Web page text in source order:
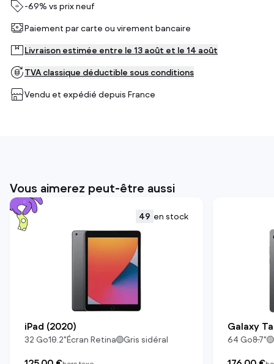
-69% vs prix neuf
Paiement par carte ou virement bancaire
Livraison estimée entre le 13 août et le 14 août
TVA classique déductible sous conditions
Vendu et expédié depuis France
Vous aimerez peut-être aussi
49 en stock
iPad (2020)
32 Go10.2"Écran Retina Gris sidéral
Galaxy
64 Go8.7"